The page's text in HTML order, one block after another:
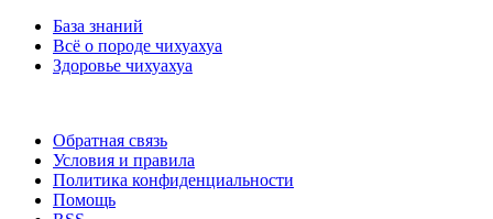
База знаний
Всё о породе чихуахуа
Здоровье чихуахуа
Обратная связь
Условия и правила
Политика конфиденциальности
Помощь